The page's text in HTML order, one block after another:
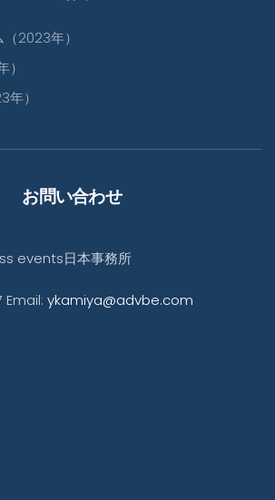
2023年）
）
お問い合わせ
events日本事務所
Email: ykamiya@advbe.com